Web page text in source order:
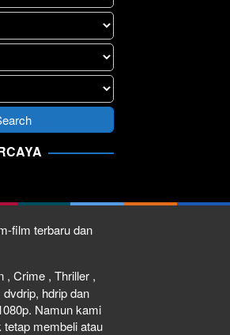
film terbaru dan
, Crime , Thriller ,
hdrip dan
Namun kami
membeli atau